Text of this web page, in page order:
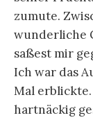
zumute.
wunderliche
saßest mir
Ich war das
Mal
hartnäckig